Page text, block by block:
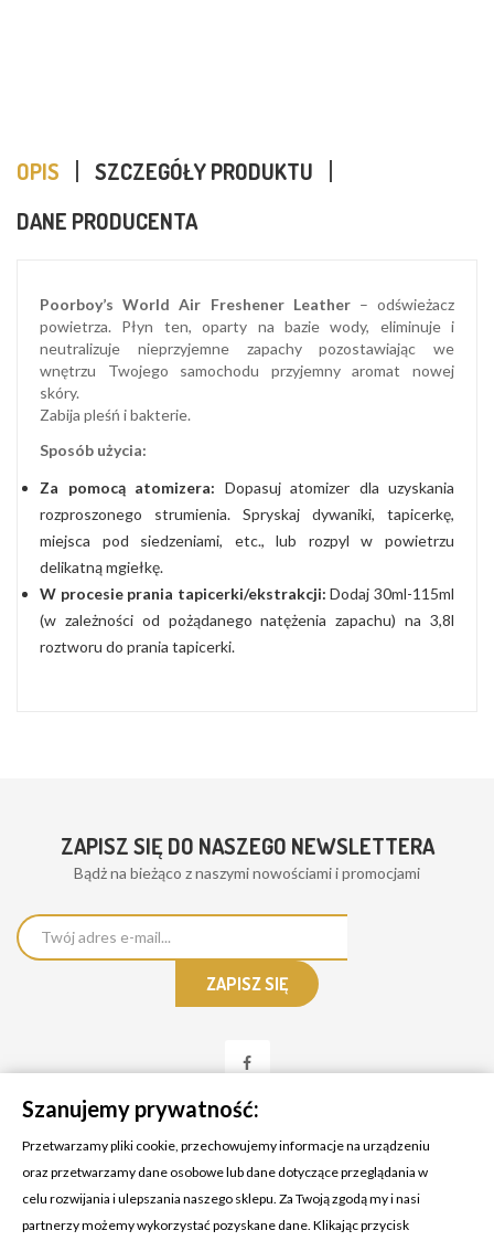
OPIS
SZCZEGÓŁY PRODUKTU
DANE PRODUCENTA
Poorboy’s World Air Freshener Leather– odświeżacz
powietrza. Płyn ten, oparty na bazie wody, eliminuje i
neutralizuje nieprzyjemne zapachy pozostawiając we
wnętrzu Twojego samochodu przyjemny aromat nowej
skóry.
Zabija pleśń i bakterie.
Sposób użycia:
Za pomocą atomizera: Dopasuj atomizer dla uzyskania
rozproszonego strumienia. Spryskaj dywaniki, tapicerkę,
miejsca pod siedzeniami, etc., lub rozpyl w powietrzu
delikatną mgiełkę.
W procesie prania tapicerki/ekstrakcji: Dodaj 30ml-115ml
(w zależności od pożądanego natężenia zapachu) na 3,8l
roztworu do prania tapicerki.
ZAPISZ SIĘ DO NASZEGO NEWSLETTERA
Bądż na bieżąco z naszymi nowościami i promocjami
KONTAKT Z NAMI
Szanujemy prywatność:
Przetwarzamy pliki cookie, przechowujemy informacje na urządzeniu
oraz przetwarzamy dane osobowe lub dane dotyczące przeglądania w
celu rozwijania i ulepszania naszego sklepu. Za Twoją zgodą my i nasi
partnerzy możemy wykorzystać pozyskane dane. Klikając przycisk